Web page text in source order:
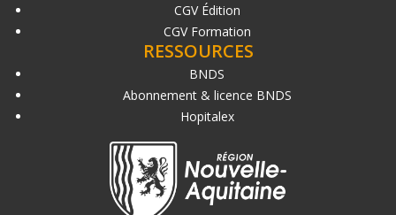
CGV Édition
CGV Formation
RESSOURCES
BNDS
Abonnement & licence BNDS
Hopitalex